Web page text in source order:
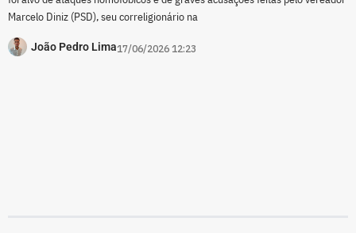
Marcelo Diniz (PSD), seu correligionário na
João Pedro Lima17/06/2026 12:23